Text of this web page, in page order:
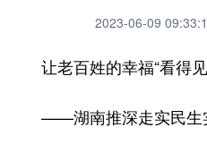
2023-06-09
让老百姓的幸福“看得见
——湖南推深走实民生